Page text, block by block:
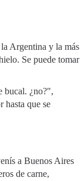
Argentina y la más
Se puede tomar
bucal. ¿no?",
hasta que se
a Buenos Aires
de carne,